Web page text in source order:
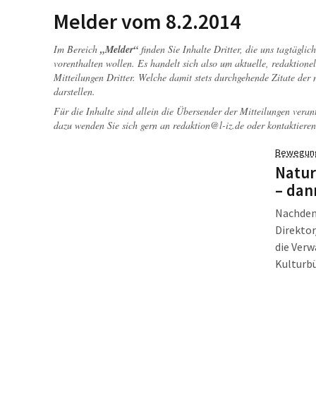
Melder vom 8.2.2014
Im Bereich „Melder“ finden Sie Inhalte Dritter, die uns
vorenthalten wollen. Es handelt sich also um aktuelle,
Mitteilungen Dritter. Welche damit stets durchgehende Zitate
darstellen.
Für die Inhalte sind allein die Übersender der Mitteilungen
dazu wenden Sie sich gern an redaktion@l-iz.de oder
–
die